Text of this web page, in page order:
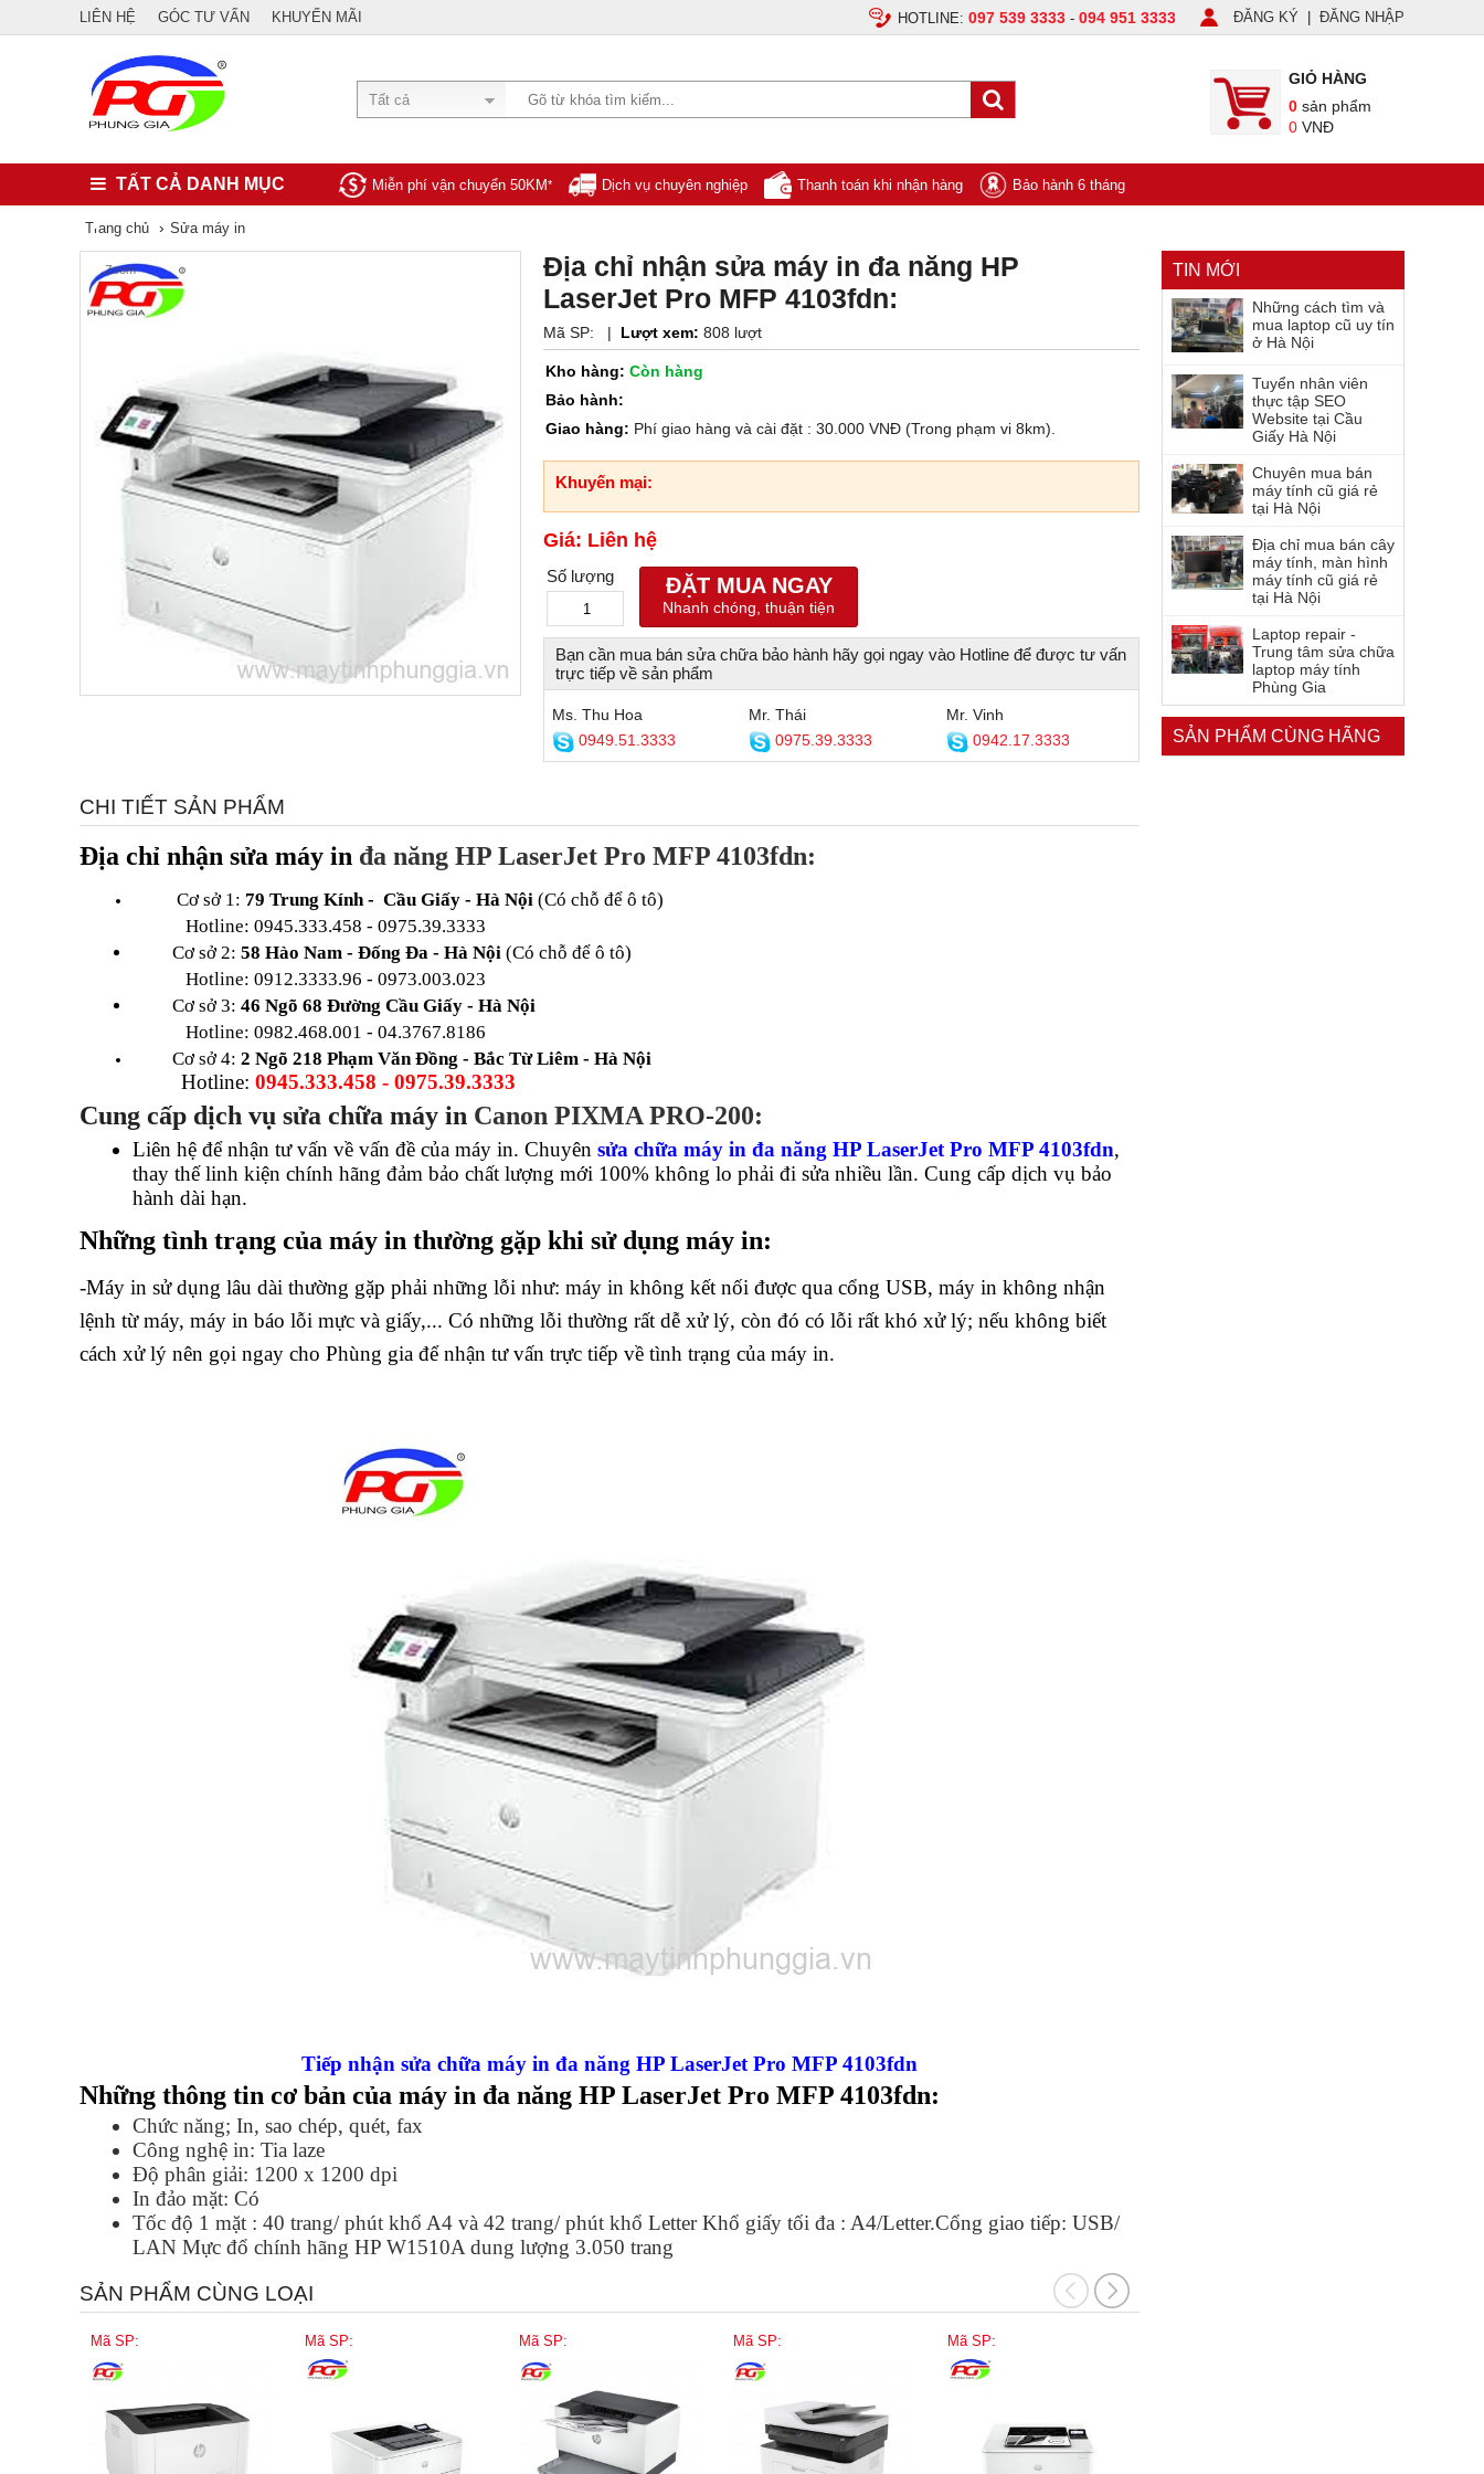
LIÊN HỆ GÓC TƯ VẤN KHUYẾN MÃI HOTLINE: 097 539 3333 - 094 951 3333 ĐĂNG KÝ ĐĂNG NHẬP
Tất cả
GIỎ HÀNG
0 sản phẩm
0 VNĐ
TẤT CẢ DANH MỤC Miễn phí vận chuyển 50KM* Dịch vụ chuyên nghiệp Thanh toán khi nhận hàng Bảo hành 6 tháng
Trang chủ › Sửa máy in
Zoom
Địa chỉ nhận sửa máy in đa năng HP
LaserJet Pro MFP 4103fdn:
Mã SP: | Lượt xem: 808 lượt
Kho hàng: Còn hàng
Bảo hành:
Giao hàng: Phí giao hàng và cài đặt : 30.000 VNĐ (Trong phạm vi 8km).
Khuyến mại:
Giá: Liên hệ
Số lượng ĐẶT MUA NGAY
Nhanh chóng, thuận tiện
Bạn cần mua bán sửa chữa bảo hành hãy gọi ngay vào Hotline để được tư vấn
trực tiếp về sản phẩm
Ms. Thu Hoa
0949.51.3333
Mr. Thái
0975.39.3333
Mr. Vinh
0942.17.3333
CHI TIẾT SẢN PHẨM
Địa chỉ nhận sửa máy in đa năng HP LaserJet Pro MFP 4103fdn:
Cơ sở 1: 79 Trung Kính -  Cầu Giấy - Hà Nội (Có chỗ để ô tô)
Hotline: 0945.333.458 - 0975.39.3333
Cơ sở 2: 58 Hào Nam - Đống Đa - Hà Nội (Có chỗ để ô tô)
Hotline: 0912.3333.96 - 0973.003.023
Cơ sở 3: 46 Ngõ 68 Đường Cầu Giấy - Hà Nội
Hotline: 0982.468.001 - 04.3767.8186
Cơ sở 4: 2 Ngõ 218 Phạm Văn Đồng - Bắc Từ Liêm - Hà Nội
Hotline: 0945.333.458 - 0975.39.3333
Cung cấp dịch vụ sửa chữa máy in Canon PIXMA PRO-200:
Liên hệ để nhận tư vấn về vấn đề của máy in. Chuyên sửa chữa máy in đa năng HP LaserJet Pro MFP 4103fdn,
thay thế linh kiện chính hãng đảm bảo chất lượng mới 100% không lo phải đi sửa nhiều lần. Cung cấp dịch vụ bảo
hành dài hạn.
Những tình trạng của máy in thường gặp khi sử dụng máy in:
-Máy in sử dụng lâu dài thường gặp phải những lỗi như: máy in không kết nối được qua cổng USB, máy in không nhận
lệnh từ máy, máy in báo lỗi mực và giấy,... Có những lỗi thường rất dễ xử lý, còn đó có lỗi rất khó xử lý; nếu không biết
cách xử lý nên gọi ngay cho Phùng gia để nhận tư vấn trực tiếp về tình trạng của máy in.
Tiếp nhận sửa chữa máy in đa năng HP LaserJet Pro MFP 4103fdn
Những thông tin cơ bản của máy in đa năng HP LaserJet Pro MFP 4103fdn:
Chức năng; In, sao chép, quét, fax
Công nghệ in: Tia laze
Độ phân giải: 1200 x 1200 dpi
In đảo mặt: Có
Tốc độ 1 mặt : 40 trang/ phút khổ A4 và 42 trang/ phút khổ Letter Khổ giấy tối đa : A4/Letter.Cổng giao tiếp: USB/
LAN Mực đổ chính hãng HP W1510A dung lượng 3.050 trang
SẢN PHẨM CÙNG LOẠI
Mã SP: Mã SP: Mã SP: Mã SP: Mã SP:
TIN MỚI
Những cách tìm và
mua laptop cũ uy tín
ở Hà Nội
Tuyển nhân viên
thực tập SEO
Website tại Cầu
Giấy Hà Nội
Chuyên mua bán
máy tính cũ giá rẻ
tại Hà Nội
Địa chỉ mua bán cây
máy tính, màn hình
máy tính cũ giá rẻ
tại Hà Nội
Laptop repair -
Trung tâm sửa chữa
laptop máy tính
Phùng Gia
SẢN PHẨM CÙNG HÃNG